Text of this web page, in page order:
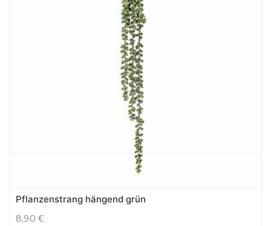
Pflanzenstrang hängend grün
8,90 €